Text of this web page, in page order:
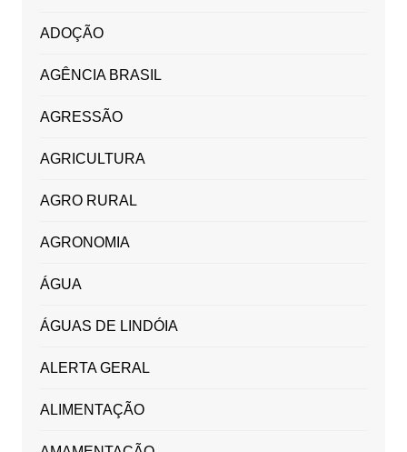
ADOÇÃO
AGÊNCIA BRASIL
AGRESSÃO
AGRICULTURA
AGRO RURAL
AGRONOMIA
ÁGUA
ÁGUAS DE LINDÓIA
ALERTA GERAL
ALIMENTAÇÃO